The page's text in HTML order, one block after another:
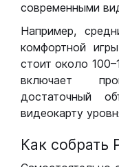
современными
Например,
комфортной
стоит около
включает
достаточный
видеокарту
Как собрать